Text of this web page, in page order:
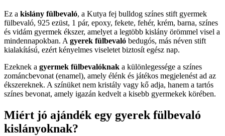
Ez a kislány fülbevaló, a Kutya fej bulldog színes stift gyermek
fülbevaló, 925 ezüst, 1 pár, epoxy, fekete, fehér, krém, barna, színes
és vidám gyermek ékszer, amelyet a legtöbb kislány örömmel visel a
mindennapokban. A gyerek fülbevaló bedugós, más néven stift
kialakítású, ezért kényelmes viseletet biztosít egész nap.
Ezeknek a gyermek fülbevalóknak a különlegessége a színes
zománcbevonat (enamel), amely élénk és játékos megjelenést ad az
ékszereknek. A színüket nem kristály vagy kő adja, hanem a tartós
színes bevonat, amely igazán kedvelt a kisebb gyermekek körében.
Miért jó ajándék egy gyerek fülbevaló
kislányoknak?